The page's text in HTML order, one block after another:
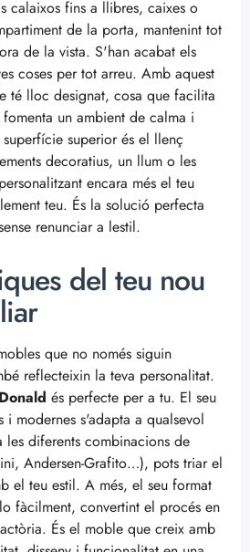
calaixos fins a llibres, caixes o
de la porta, mantenint tot
de la vista. S'han acabat els
coses per tot arreu. Amb aquest
té lloc designat, cosa que facilita
un ambient de calma i
superior és el llenç
decoratius, un llum o les
encara més el teu
teu. És la solució perfecta
renunciar a lestil.
del teu nou
que no només siguin
reflecteixin la teva personalitat.
és perfecte per a tu. El seu
i modernes s'adapta a qualsevol
diferents combinacions de
Andersen-Grafito…), pots triar el
el teu estil. A més, el seu format
fàcilment, convertint el procés en
És el moble que creix amb